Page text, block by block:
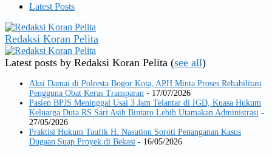
Latest Posts
Redaksi Koran Pelita
Latest posts by Redaksi Koran Pelita (see all)
Aksi Damai di Polresta Bogor Kota, APH Minta Proses Rehabilitasi
Pengguna Obat Keras Transparan - 17/07/2026
Pasien BPJS Meninggal Usai 3 Jam Telantar di IGD, Kuasa Hukum
Keluarga Duta RS Sari Asih Bintaro Lebih Utamakan Administrasi -
27/05/2026
Praktisi Hukum Taufik H. Nasution Soroti Penanganan Kasus
Dugaan Suap Proyek di Bekasi - 16/05/2026